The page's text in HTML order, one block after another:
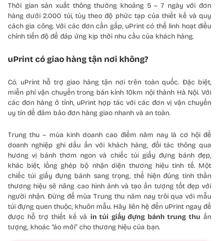
Thời gian sản xuất thông thường khoảng 5 – 7 ngày với đơn
hàng dưới 2.000 túi, tùy theo độ phức tạp của thiết kế và quy
cách gia công. Với các đơn cần gấp, uPrint có thể linh hoạt điều
chỉnh tiến độ để đáp ứng kịp thời nhu cầu của khách hàng.
uPrint có giao hàng tận nơi không?
Có. uPrint hỗ trợ giao hàng tận nơi trên toàn quốc. Đặc biệt,
miễn phí vận chuyển trong bán kính 10km nội thành Hà Nội. Với
các đơn hàng ở tỉnh, uPrint hợp tác với các đơn vị vận chuyển
uy tín để đảm bảo đơn hàng giao nhanh và an toàn.
Trung thu – mùa kinh doanh cao điểm năm nay là cơ hội để
doanh nghiệp ghi dấu ấn với khách hàng, đối tác thông qua
hương vị bánh thơm ngon và chiếc túi giấy đựng bánh đẹp,
khác biệt, lồng ghép bộ nhận diện thương hiệu tinh tế. Một
chiếc túi giấy đựng bánh sang trọng, thể hiện đúng tinh thần
thương hiệu sẽ nâng cao hình ảnh và tạo ấn tượng tốt đẹp với
người nhận. Đừng để mùa Trung thu năm nay trôi qua với mẫu
túi đựng quen thuộc, khuôn mẫu. Hãy liên hệ đến uPrint ngay để
được hỗ trợ thiết kế và in túi giấy đựng bánh trung thu ấn
tượng, khoác “áo mới” cho thương hiệu của bạn.